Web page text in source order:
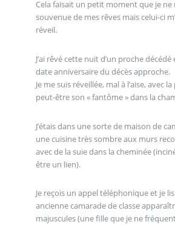
Cela faisait un petit moment que je ne
souvenue de mes rêves mais celui-ci
réveil.
J’ai rêvé cette nuit d’un proche décédé
date anniversaire du décès approche.
Je me suis réveillée, mal à l’aise, avec
peut-être son « fantôme » dans la
J’étais dans une sorte de maison de
une cuisine très sombre aux murs
avec de la suie dans la cheminée
être un lien).
Je reçois un appel téléphonique et je
ancienne camarade de classe
majuscules (une fille que je ne